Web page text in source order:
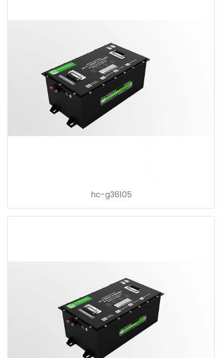
hc-g36105